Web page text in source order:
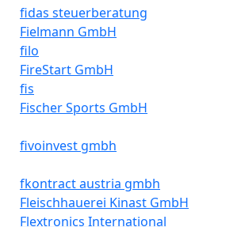
fidas steuerberatung
Fielmann GmbH
filo
FireStart GmbH
fis
Fischer Sports GmbH
fivoinvest gmbh
fkontract austria gmbh
Fleischhauerei Kinast GmbH
Flextronics International